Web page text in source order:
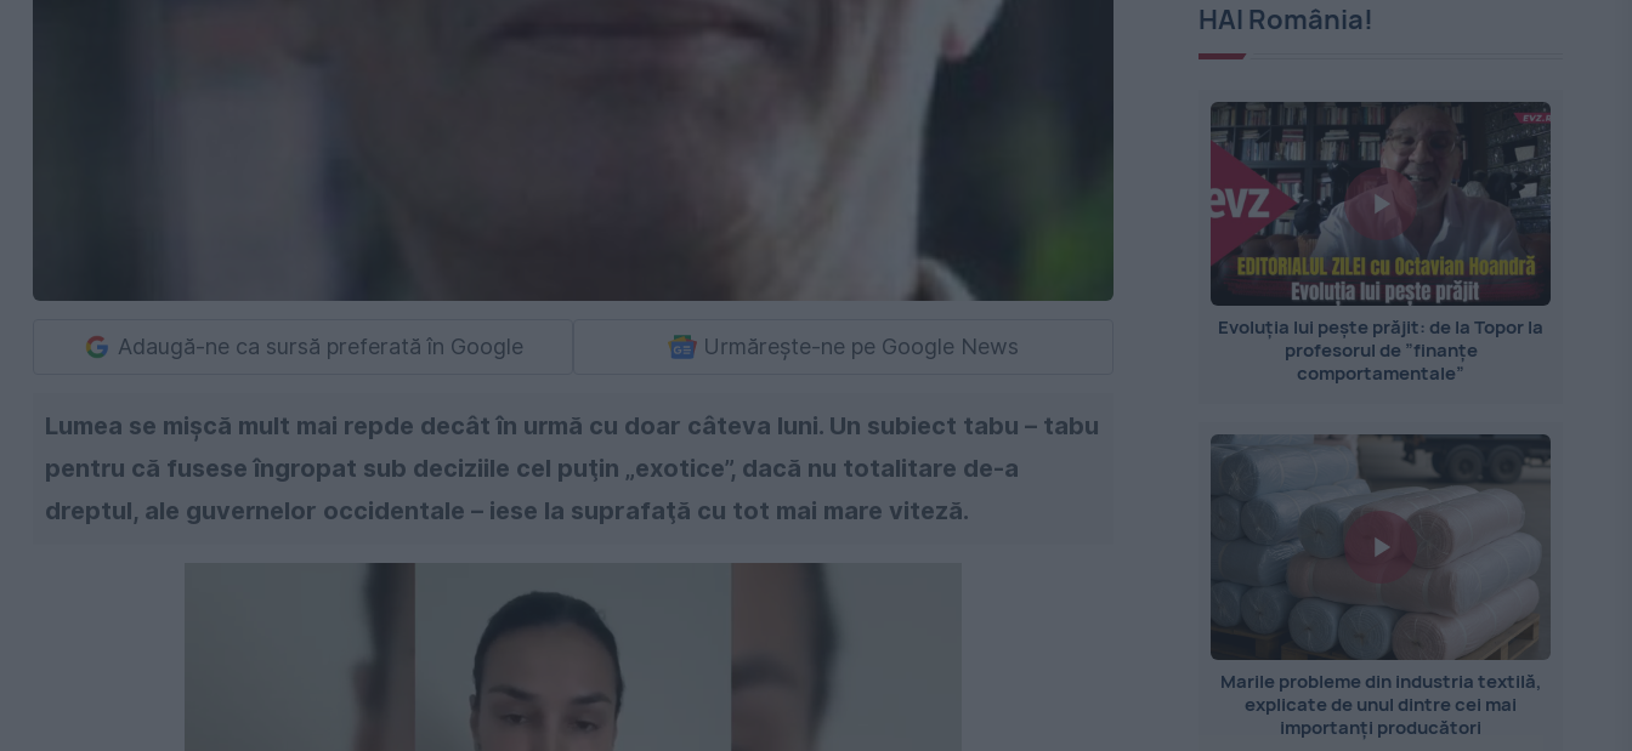
Adaugă-ne ca sursă preferată în Google Urmărește-ne pe Google News
Lumea se mişcă mult mai repde decât în urmă cu doar câteva luni. Un subiect tabu – tabu
pentru că fusese îngropat sub deciziile cel puţin „exotice”, dacă nu totalitare de-a
dreptul, ale guvernelor occidentale – iese la suprafaţă cu tot mai mare viteză.
HAI România!
Evoluția lui pește prăjit: de la Topor la
profesorul de ”finanțe
comportamentale”
Marile probleme din industria textilă,
explicate de unul dintre cei mai
importanți producători